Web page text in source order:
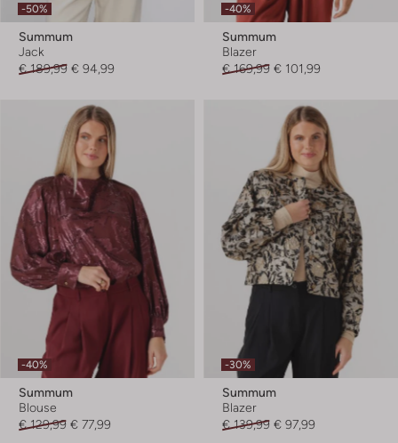
-50%
Summum
Jack
€ 189,99 € 94,99
-40%
Summum
Blazer
€ 169,99 € 101,99
-40%
Summum
Blouse
€ 129,99 € 77,99
-30%
Summum
Blazer
€ 139,99 € 97,99